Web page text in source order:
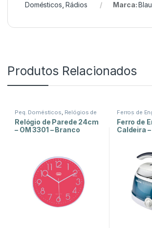
Domésticos ,Rádios Marca:
Produtos Relacionados
Peq. Domésticos, Relógios de
Parede
Relógio de Parede 24cm
– OM 3301 – Branco
Ferros de
Domésticos,
Roupa
Ferro de
Caldeira